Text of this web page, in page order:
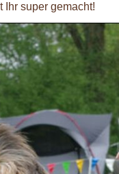
Ihr super gemacht!